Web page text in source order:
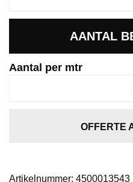
AANTAL
Aantal per mtr
OFFERTE
Artikelnummer: 4500013543